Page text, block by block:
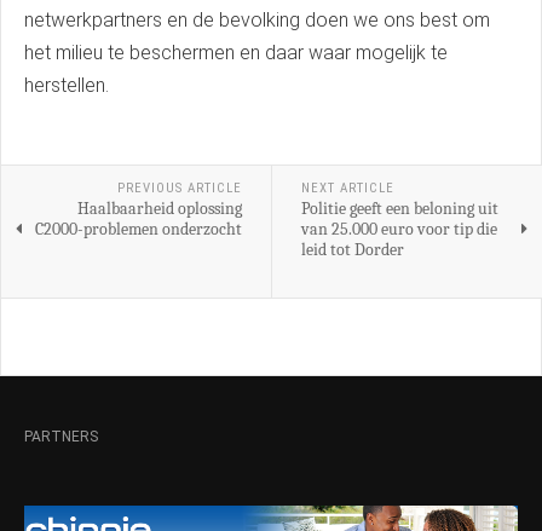
netwerkpartners en de bevolking doen we ons best om
het milieu te beschermen en daar waar mogelijk te
herstellen.
PREVIOUS ARTICLE
Haalbaarheid oplossing
C2000-problemen onderzocht
NEXT ARTICLE
Politie geeft een beloning uit
van 25.000 euro voor tip die
leid tot Dorder
PARTNERS